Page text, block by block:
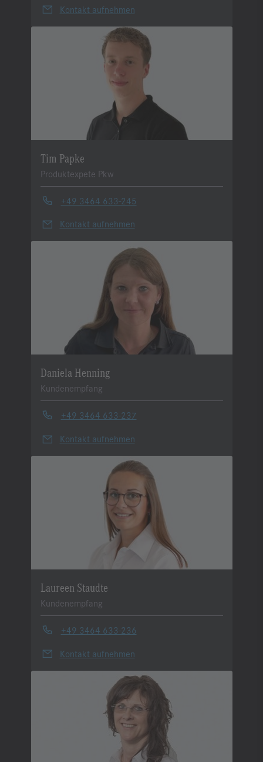
Kontakt aufnehmen
Tim Papke
Produktexpete Pkw
+49 3464 633-245
Kontakt aufnehmen
Daniela Henning
Kundenempfang
+49 3464 633-237
Kontakt aufnehmen
Laureen Staudte
Kundenempfang
+49 3464 633-236
Kontakt aufnehmen